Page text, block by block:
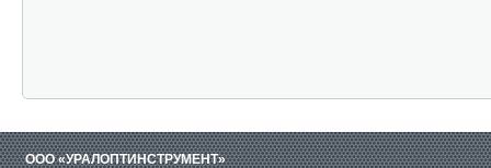
ООО «УРАЛОПТИНСТРУМЕНТ»